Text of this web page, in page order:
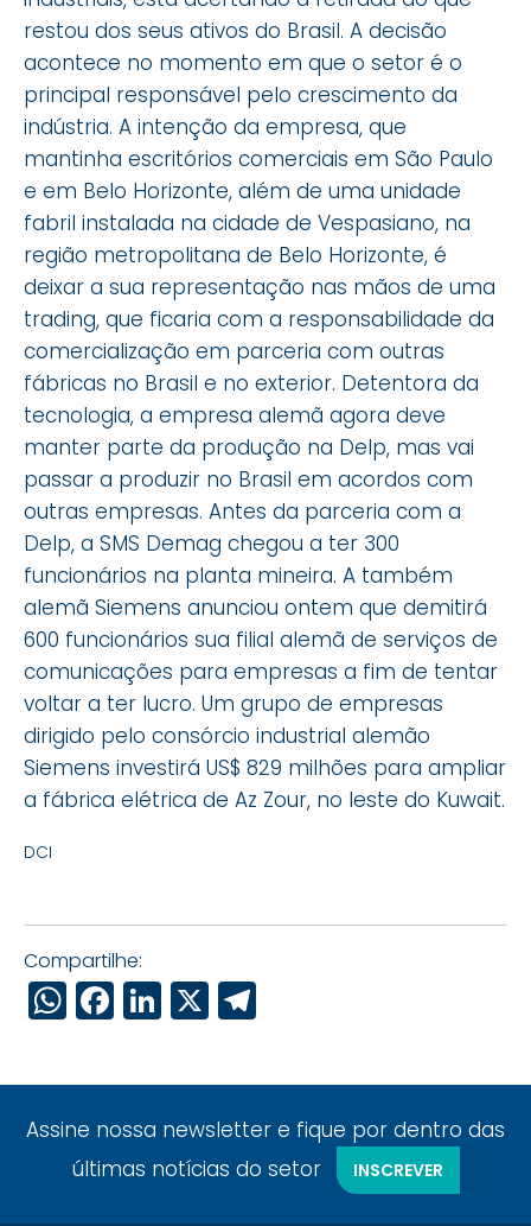
restou dos seus ativos do Brasil. A decisão
acontece no momento em que o setor é o
principal responsável pelo crescimento da
indústria. A intenção da empresa, que
mantinha escritórios comerciais em São Paulo
e em Belo Horizonte, além de uma unidade
fabril instalada na cidade de Vespasiano, na
região metropolitana de Belo Horizonte, é
deixar a sua representação nas mãos de uma
trading, que ficaria com a responsabilidade da
comercialização em parceria com outras
fábricas no Brasil e no exterior. Detentora da
tecnologia, a empresa alemã agora deve
manter parte da produção na Delp, mas vai
passar a produzir no Brasil em acordos com
outras empresas. Antes da parceria com a
Delp, a SMS Demag chegou a ter 300
funcionários na planta mineira. A também
alemã Siemens anunciou ontem que demitirá
600 funcionários sua filial alemã de serviços de
comunicações para empresas a fim de tentar
voltar a ter lucro. Um grupo de empresas
dirigido pelo consórcio industrial alemão
Siemens investirá US$ 829 milhões para ampliar
a fábrica elétrica de Az Zour, no leste do Kuwait.
DCI
Compartilhe:
WhatsApp
Facebook
LinkedIn
X
Assine nossa newsletter e fique por dentro das
últimas notícias do setor
INSCREVER